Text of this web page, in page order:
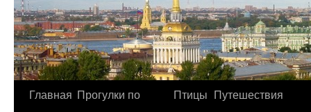
Перейти
Главная Прогулки по
Птицы Путешествия